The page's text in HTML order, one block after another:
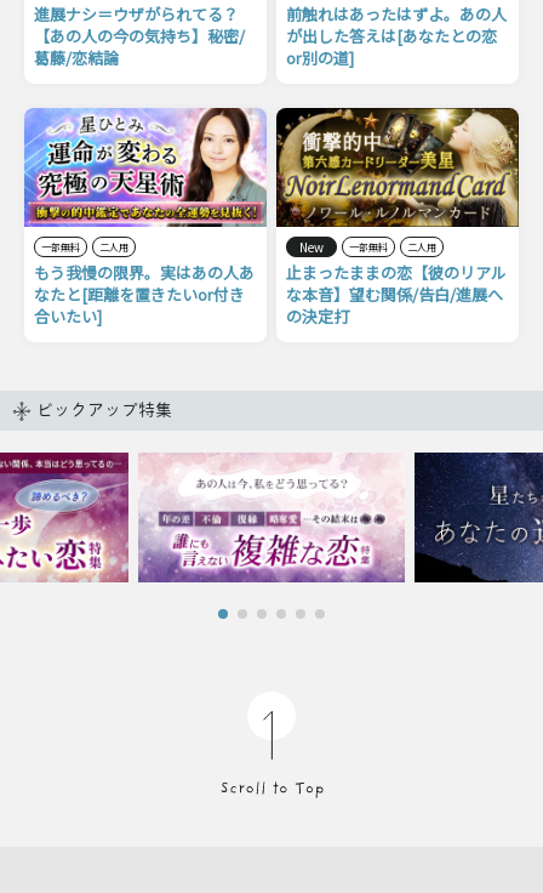
進展ナシ＝ウザがられてる？
【あの人の今の気持ち】秘密/
葛藤/恋結論
前触れはあったはずよ。あの人
が出した答えは[あなたとの恋
or別の道]
一部無料 二人用
もう我慢の限界。実はあの人あ
なたと[距離を置きたいor付き
合いたい]
New 一部無料 二人用
止まったままの恋【彼のリアル
な本音】望む関係/告白/進展へ
の決定打
ピックアップ特集